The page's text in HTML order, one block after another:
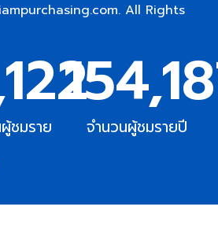
. All Rights
ชมราย
จำนวนผู้ชมรายปี